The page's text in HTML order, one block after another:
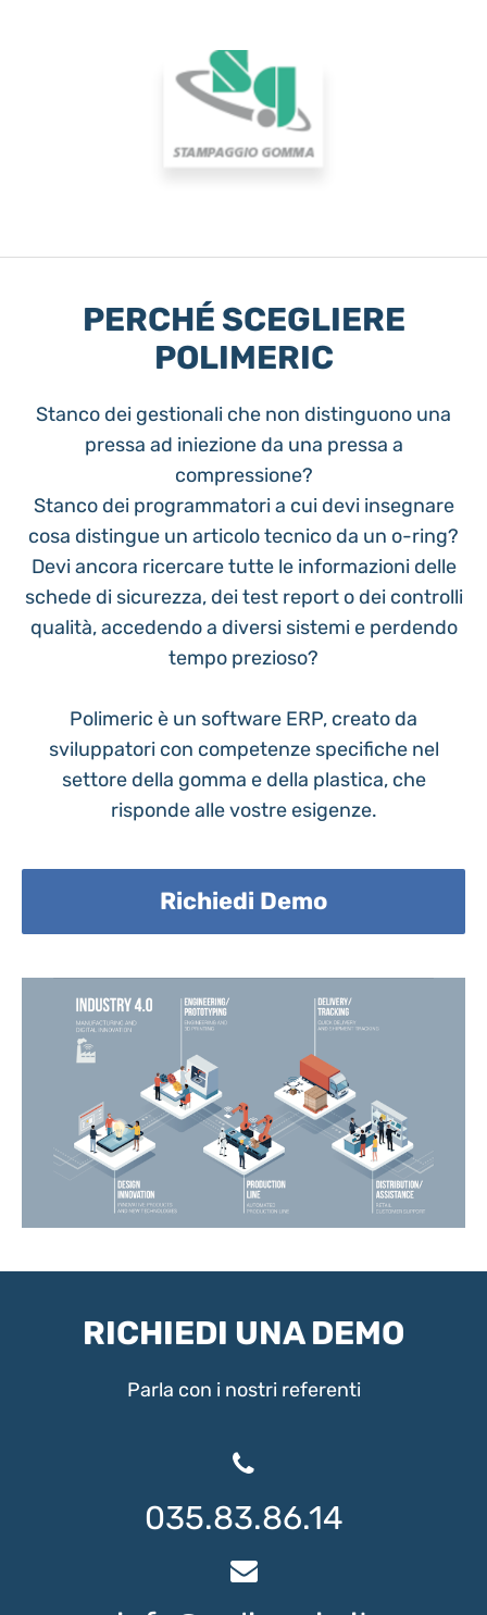
PERCHÉ SCEGLIERE
POLIMERIC
Stanco dei gestionali che non distinguono una
pressa ad iniezione da una pressa a
compressione?
Stanco dei programmatori a cui devi insegnare
cosa distingue un articolo tecnico da un o-ring?
Devi ancora ricercare tutte le informazioni delle
schede di sicurezza, dei test report o dei controlli
qualità, accedendo a diversi sistemi e perdendo
tempo prezioso?
Polimeric è un software ERP, creato da
sviluppatori con competenze specifiche nel
settore della gomma e della plastica, che
risponde alle vostre esigenze.
Richiedi Demo
RICHIEDI UNA DEMO
Parla con i nostri referenti
035.83.86.14